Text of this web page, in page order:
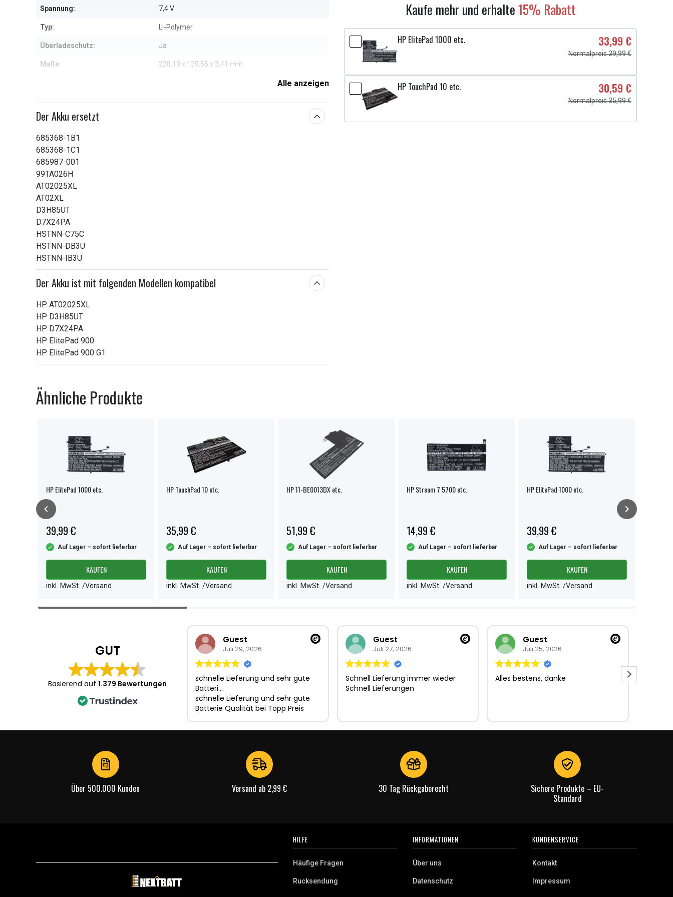
Spannung: 7,4 V
Typ: Li-Polymer
Überladeschutz: Ja
Maße: 228,10 x 139,56 x 3,41 mm
Alle anzeigen
Der Akku ersetzt
685368-1B1
685368-1C1
685987-001
99TA026H
AT02025XL
AT02XL
D3H85UT
D7X24PA
HSTNN-C75C
HSTNN-DB3U
HSTNN-IB3U
Der Akku ist mit folgenden Modellen kompatibel
HP AT02025XL
HP D3H85UT
HP D7X24PA
HP ElitePad 900
HP ElitePad 900 G1
Kaufe mehr und erhalte15% Rabatt
HP ElitePad 1000 etc. 33,99 €
Normalpreis 39,99 €
HP TouchPad 10 etc. 30,59 €
Normalpreis 35,99 €
Ähnliche Produkte
HP ElitePad 1000 etc.
39,99 €
Auf Lager – sofort lieferbar
KAUFEN
inkl. MwSt. /Versand
HP TouchPad 10 etc.
35,99 €
Auf Lager – sofort lieferbar
KAUFEN
inkl. MwSt. /Versand
HP 11-BE0013DX etc.
51,99 €
Auf Lager – sofort lieferbar
KAUFEN
inkl. MwSt. /Versand
HP Stream 7 5700 etc.
14,99 €
Auf Lager – sofort lieferbar
KAUFEN
inkl. MwSt. /Versand
HP ElitePad 1000 etc.
39,99 €
Auf Lager – sofort lieferbar
KAUFEN
inkl. MwSt. /Versand
Item
GUT
Basierend auf 1.379 Bewertungen
Guest
Juli 29, 2026
schnelle Lieferung und sehr gute
Batteri…
schnelle Lieferung und sehr gute
Batterie Qualität bei Topp Preis
Guest
Juli 27, 2026
Schnell Lieferung immer wieder
Schnell Lieferungen
Guest
Juli 25, 2026
Alles bestens, danke
Über 500.000 Kunden Versand ab 2,99 € 30 Tag Rückgaberecht
Sichere Produkte – EU-
Standard
HILFE
Häufige Fragen
Rucksendung
INFORMATIONEN
Über uns
Datenschutz
KUNDENSERVICE
Kontakt
Impressum